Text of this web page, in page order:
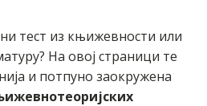
тест из књижевности или
На овој страници те
и потпуно заокружена